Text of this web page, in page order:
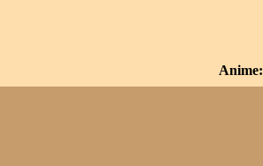
Anime: